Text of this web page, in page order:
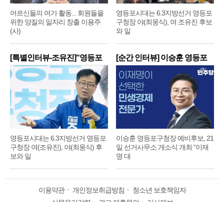
어르신들의 여가 활동... 회원들을
위한 양질의 일자리 창출 이용주
(사)
영등포시대는 6.3지방선거 영등포
구청장 야(최웅식), 여 조유진 후보
와 일
[특별인터뷰-조유진]“영등포
구
영등포시대는 6.3지방선거 영등포
구청장 여(조유진), 야(최웅식) 후
보와 일
[순간 인터뷰] 이승훈 영등포
구
이승훈 영등포구청장 예비후보, 21
일 선거사무소 개소식 개최 “이재
명 대
이용약관ㆍ 개인정보취급방침 ㆍ 청소년 보호책임자